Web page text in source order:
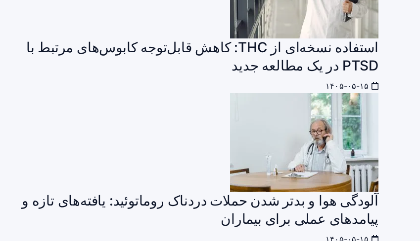
استفاده نسخه‌ای از THC: کاهش قابل‌توجه کابوس‌های مرتبط با
PTSD در یک مطالعه جدید
آلودگی هوا و بدتر شدن حملات دردناک روماتوئید: یافته‌های تازه و
پیامدهای عملی برای بیماران